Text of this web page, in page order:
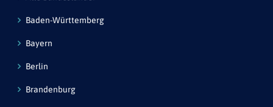
Baden-Württemberg
Bayern
Berlin
Brandenburg